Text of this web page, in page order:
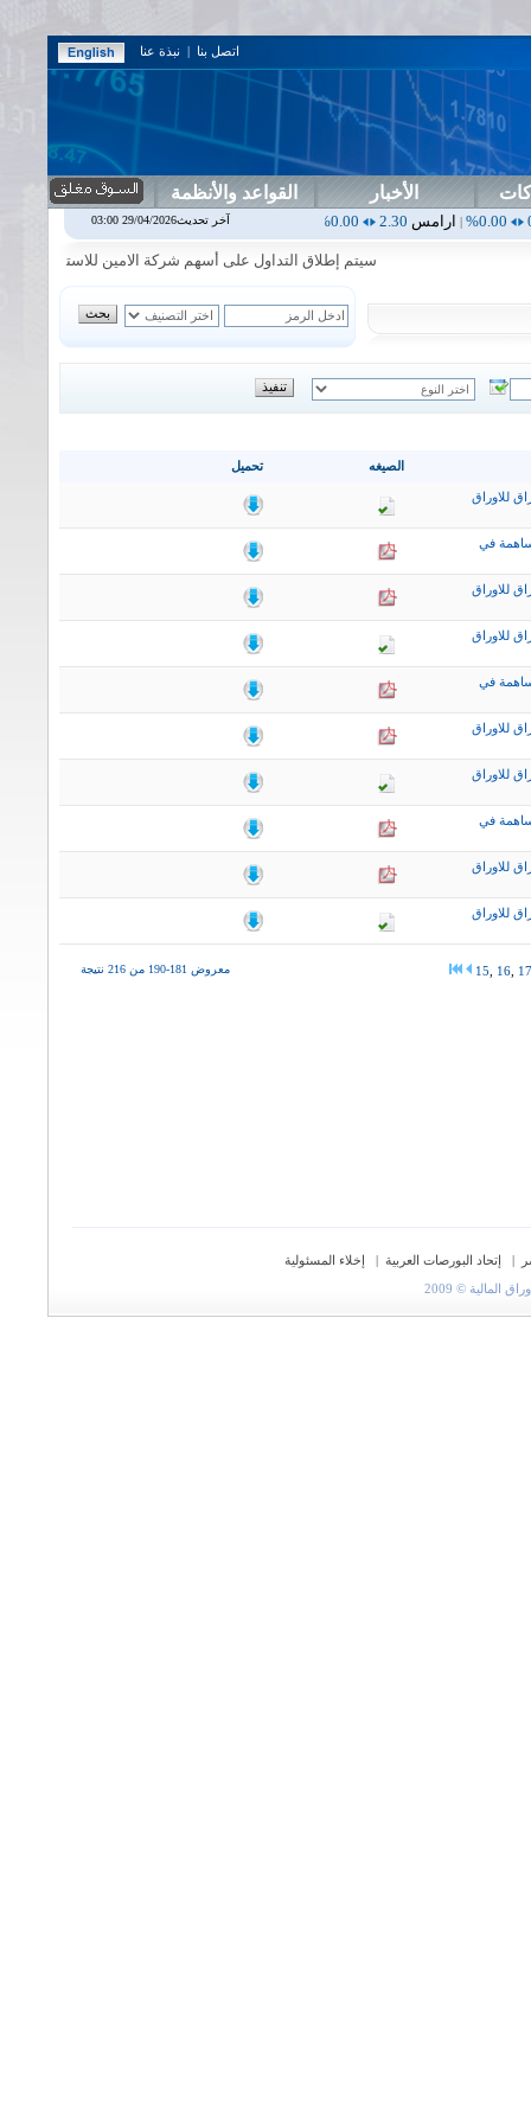
اتصل بنا | نبذة عنا
الأخبار القواعد والأنظمة
2.30
0.00%
|اربيل0.00 اس بنك0.00
0.00%
|اسفنج
سيتم إطلاق التداول على أسهم شركة الامين للاستثمار المالي في
تحميل الصيغه
للاوراق
في
للاوراق
للاوراق
في
للاوراق
للاوراق
في
للاوراق
للاوراق
معروض 181-190 من 216 نتيجة 15 16 17
| إتحاد البورصات العربية |
إخلاء المسئولية
© 2009